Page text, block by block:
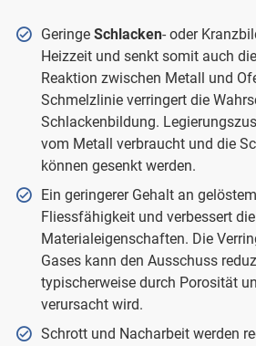
Geringe Schlacken- oder
Heizzeit und senkt somit auch die
Reaktion zwischen Metall und
Schmelzlinie verringert die
Schlackenbildung.
vom Metall verbraucht und die
können gesenkt werden.
Ein geringerer Gehalt an
Fliessfähigkeit und verbessert die
Materialeigenschaften. Die
Gases kann den Ausschuss
typischerweise durch Porosität
verursacht wird.
Schrott und Nacharbeit werden